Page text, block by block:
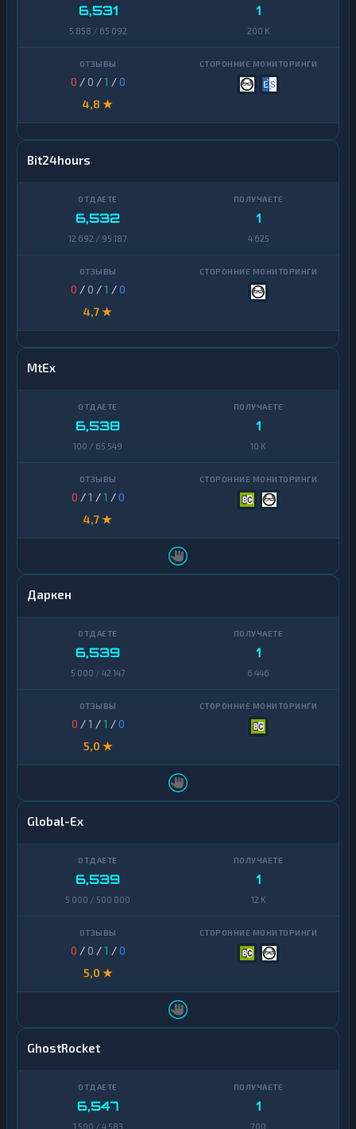
6,531
5 858 / 65 092
1
200 K
0 / 0 /1 /0
4,8 ★
Bit24hours
6,532
12 692 / 95 187
1
4 625
0 / 0 /1 /0
4,7 ★
MtEx
6,538
100 / 65 549
1
10 K
0 /1 /1 /0
4,7 ★
Даркен
6,539
5 000 / 42 147
1
6 446
0 /1 /1 /0
5,0 ★
Global-Ex
6,539
5 000 / 500 000
1
12 K
0 / 0 /1 /0
5,0 ★
GhostRocket
6,547
1 500 / 4 583
1
700